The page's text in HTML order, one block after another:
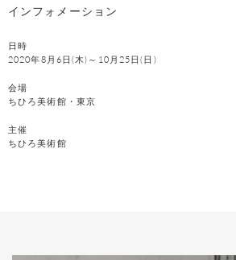
インフォメーション
日時
2020年8月6日(木)～10月25日(日)
会場
ちひろ美術館・東京
主催
ちひろ美術館